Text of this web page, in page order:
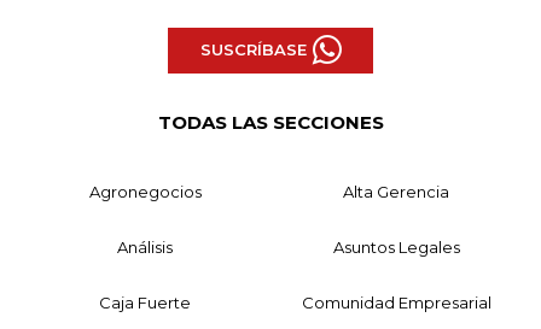
SUSCRÍBASE
TODAS LAS SECCIONES
Agronegocios Alta Gerencia
Análisis Asuntos Legales
Caja Fuerte Comunidad Empresarial